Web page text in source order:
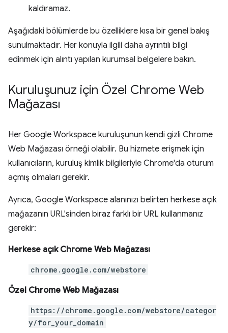
kaldıramaz.
Aşağıdaki bölümlerde bu özelliklere kısa bir genel bakış
sunulmaktadır. Her konuyla ilgili daha ayrıntılı bilgi
edinmek için alıntı yapılan kurumsal belgelere bakın.
Kuruluşunuz için Özel Chrome Web
Mağazası
Her Google Workspace kuruluşunun kendi gizli Chrome
Web Mağazası örneği olabilir. Bu hizmete erişmek için
kullanıcıların, kuruluş kimlik bilgileriyle Chrome'da oturum
açmış olmaları gerekir.
Ayrıca, Google Workspace alanınızı belirten herkese açık
mağazanın URL'sinden biraz farklı bir URL kullanmanız
gerekir:
Herkese açık Chrome Web Mağazası
chrome.google.com/webstore
Özel Chrome Web Mağazası
https://chrome.google.com/webstore/categor
y/for_your_domain